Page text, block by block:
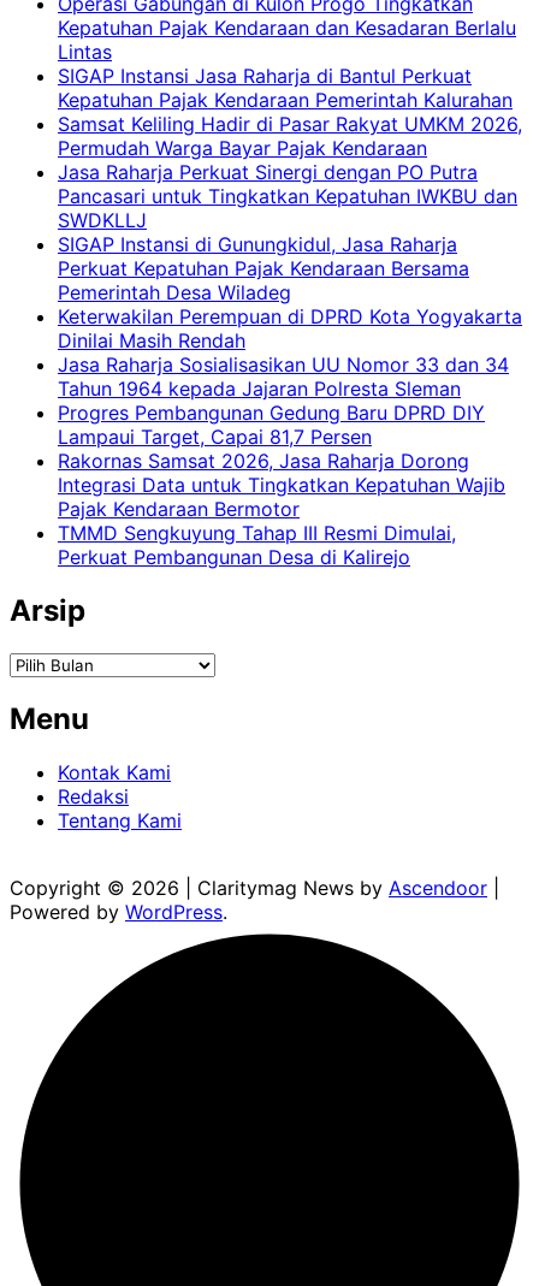
Kepatuhan Pajak Kendaraan dan Kesadaran Berlalu
Lintas
SIGAP Instansi Jasa Raharja di Bantul Perkuat
Kepatuhan Pajak Kendaraan Pemerintah Kalurahan
Samsat Keliling Hadir di Pasar Rakyat UMKM 2026,
Permudah Warga Bayar Pajak Kendaraan
Jasa Raharja Perkuat Sinergi dengan PO Putra
Pancasari untuk Tingkatkan Kepatuhan IWKBU dan
SWDKLLJ
SIGAP Instansi di Gunungkidul, Jasa Raharja
Perkuat Kepatuhan Pajak Kendaraan Bersama
Pemerintah Desa Wiladeg
Keterwakilan Perempuan di DPRD Kota Yogyakarta
Dinilai Masih Rendah
Jasa Raharja Sosialisasikan UU Nomor 33 dan 34
Tahun 1964 kepada Jajaran Polresta Sleman
Progres Pembangunan Gedung Baru DPRD DIY
Lampaui Target, Capai 81,7 Persen
Rakornas Samsat 2026, Jasa Raharja Dorong
Integrasi Data untuk Tingkatkan Kepatuhan Wajib
Pajak Kendaraan Bermotor
TMMD Sengkuyung Tahap III Resmi Dimulai,
Perkuat Pembangunan Desa di Kalirejo
Arsip
Arsip
Menu
Kontak Kami
Redaksi
Tentang Kami
Copyright © 2026 | Claritymag News by Ascendoor
Powered by WordPress.